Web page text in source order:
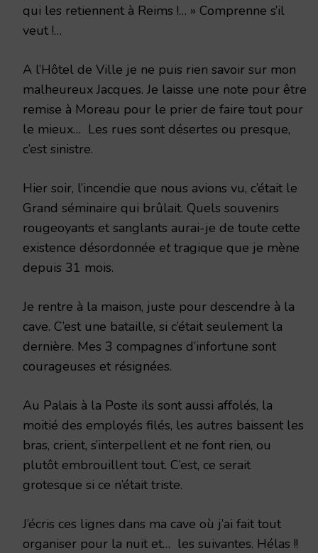
qui les retiennent à Reims !… » Comprenne s’il
veut !…
A l’Hôtel de Ville je ne puis rien savoir sur mon
malheureux Jacques. Je laisse une note pour être
remise à Moreau pour le prier de faire tout pour
le mieux… Les rues sont désertes ou presque,
c’est sinistre.
Hier soir, l’incendie que nous avions vu, c’était le
Grand séminaire qui brûlait. Quels souvenirs
rougeoyants et sanglants aurai-je de toute cette
existence désordonnée ettragique que je mène
depuis 31 mois.
Je rentre à la maison, juste pour descendre à la
cave. C’est une bataille, si c’était seulement la
dernière. Mes 3 compagnes d’infortune sont
courageuses et résignées.
Au Palais à la Poste ils sont aussi affolés, la
moitié des employés filés, les autres baissent les
bras, crient, s’interpellent et ne font rien, ou
plutôt embrouillent tout. C’est, ce serait
grotesque si ce n’était triste.
J’écris ces lignes dans ma cave où j’ai fait tout
organiser pour la nuit et… les suivantes. Hélas !!